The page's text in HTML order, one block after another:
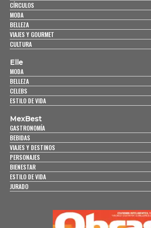
CÍRCULOS
MODA
BELLEZA
VIAJES Y GOURMET
CULTURA
Elle
MODA
BELLEZA
CELEBS
ESTILO DE VIDA
MexBest
GASTRONOMÍA
BEBIDAS
VIAJES Y DESTINOS
PERSONAJES
BIENESTAR
ESTILO DE VIDA
JURADO